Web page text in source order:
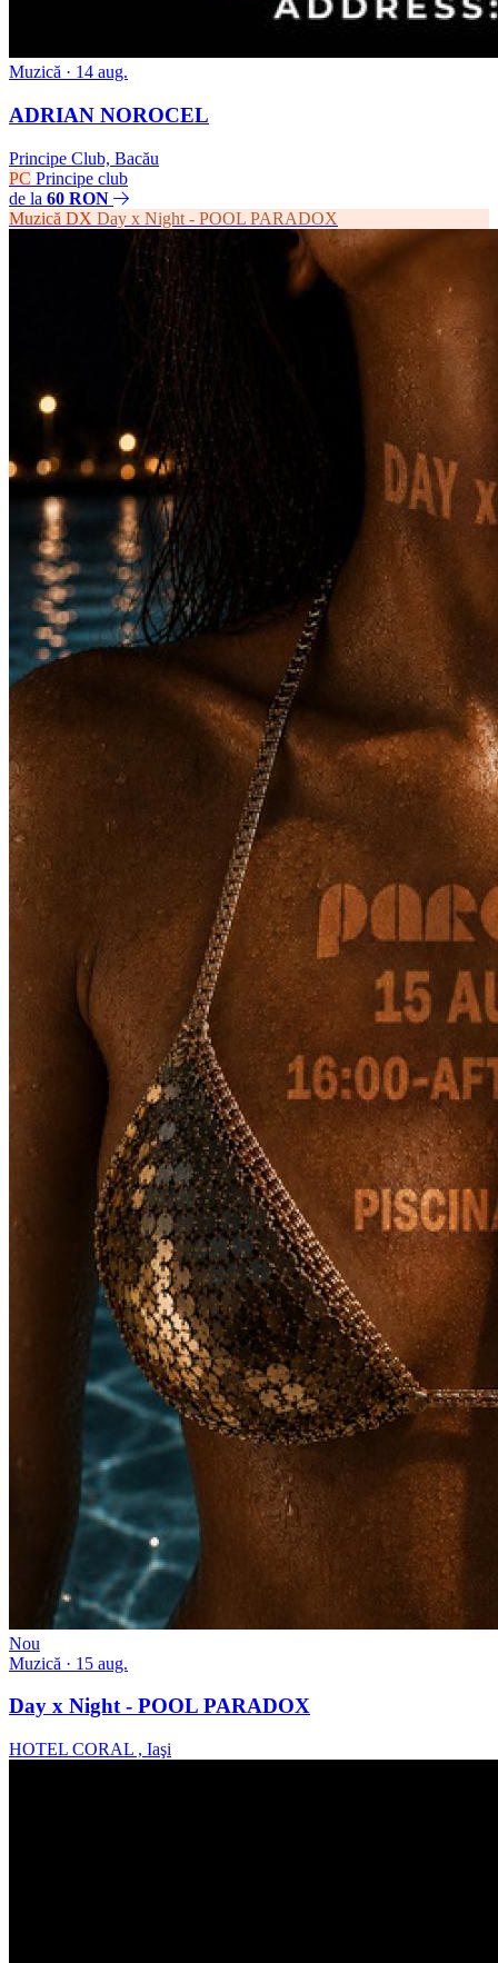
Muzică · 14 aug.
ADRIAN NOROCEL
Principe Club, Bacău
PC Principe club
de la 60 RON
Muzică DX Day x Night - POOL PARADOX
Nou
Muzică · 15 aug.
Day x Night - POOL PARADOX
HOTEL CORAL , Iaşi